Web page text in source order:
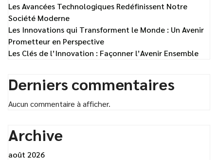
Les Avancées Technologiques Redéfinissent Notre
Société Moderne
Les Innovations qui Transforment le Monde : Un Avenir
Prometteur en Perspective
Les Clés de l’Innovation : Façonner l’Avenir Ensemble
Derniers commentaires
Aucun commentaire à afficher.
Archive
août 2026